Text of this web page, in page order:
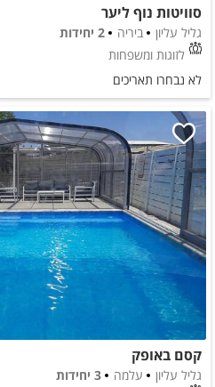
סוויטות נוף ליער
גליל עליון ביריה
2 יחידות
לזוגות ומשפחות
לא נבחרו תאריכים
קסם באופק
גליל עליון עלמה
3 יחידות